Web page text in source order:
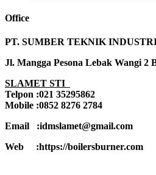
Office
PT. SUMBER TEKNIK
Jl. Mangga Pesona Lebak Wangi 2
SLAMET STI
Telpon :021 35295862
Mobile :0852 8276 2784
Email :idmslamet@gmail.com
Web :https://boilersburner.com